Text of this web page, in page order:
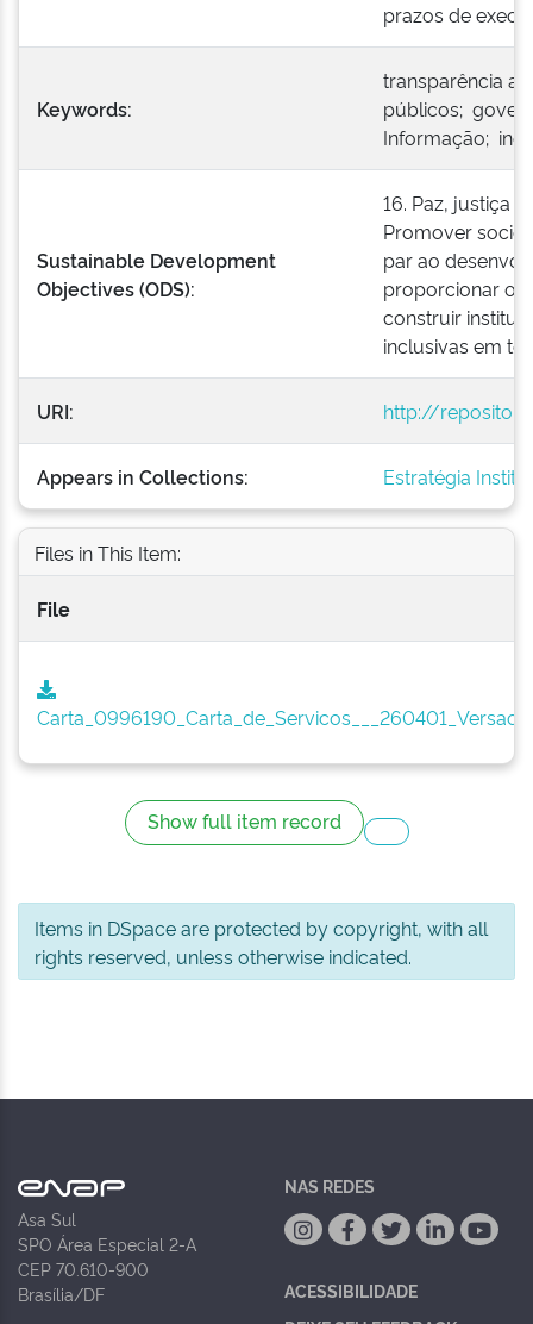
prazos de
Keywords:
transparência
públicos;
Informação;
Sustainable Development
Objectives (ODS):
16. Paz, justiça
Promover
par ao
proporcionar o
construir
inclusivas em
URI: http://
Appears in Collections: Estratégia
Files in This Item:
File
Show full item record
Items in DSpace are protected by copyright, with all
rights reserved, unless otherwise indicated.
Asa Sul
SPO Área Especial 2-A
CEP 70.610-900
Brasília/DF
NAS REDES
ACESSIBILIDADE